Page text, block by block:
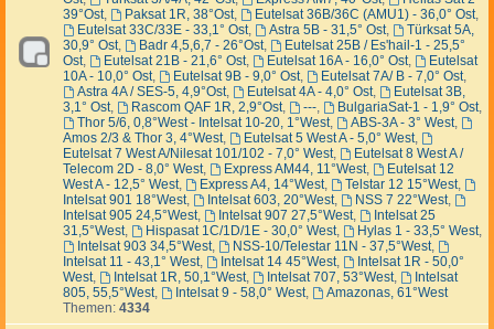
39°Ost, Paksat 1R, 38°Ost, Eutelsat 36B/36C (AMU1) - 36,0° Ost,
Eutelsat 33C/33E - 33,1° Ost, Astra 5B - 31,5° Ost,
Türksat 5A,
30,9° Ost, Badr 4,5,6,7 - 26°Ost,
Eutelsat 25B / Es'hail-1 - 25,5°
Ost, Eutelsat 21B - 21,6° Ost, Eutelsat 16A - 16,0° Ost,
Eutelsat
10A - 10,0° Ost, Eutelsat 9B - 9,0° Ost, Eutelsat 7A/ B - 7,0° Ost,
Astra 4A / SES-5, 4,9°Ost, Eutelsat 4A - 4,0° Ost,
Eutelsat 3B,
3,1° Ost, Rascom QAF 1R, 2,9°Ost, ---, BulgariaSat-1 - 1,9° Ost,
Thor 5/6, 0,8°West - Intelsat 10-20, 1°West, ABS-3A - 3° West,
Amos 2/3 & Thor 3, 4°West, Eutelsat 5 West A - 5,0° West,
Eutelsat 7 West A/Nilesat 101/102 - 7,0° West,
Eutelsat 8 West A /
Telecom 2D - 8,0° West, Express AM44, 11°West,
Eutelsat 12
West A - 12,5° West, Express A4, 14°West, Telstar 12 15°West,
Intelsat 901 18°West, Intelsat 603, 20°West, NSS 7 22°West,
Intelsat 905 24,5°West, Intelsat 907 27,5°West,
Intelsat 25
31,5°West, Hispasat 1C/1D/1E - 30,0° West, Hylas 1 - 33,5° West,
Intelsat 903 34,5°West, NSS-10/Telestar 11N - 37,5°West,
Intelsat 11 - 43,1° West, Intelsat 14 45°West,
Intelsat 1R - 50,0°
West, Intelsat 1R, 50,1°West, Intelsat 707, 53°West,
Intelsat
805, 55,5°West, Intelsat 9 - 58,0° West,
Amazonas, 61°West
Themen: 4334